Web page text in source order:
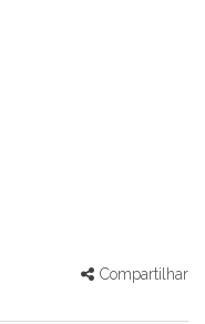
Compartilhar